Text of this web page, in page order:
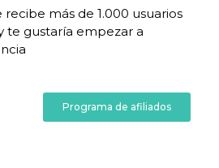
más de 1.000 usuarios
te gustaría empezar a
Programa de afiliados